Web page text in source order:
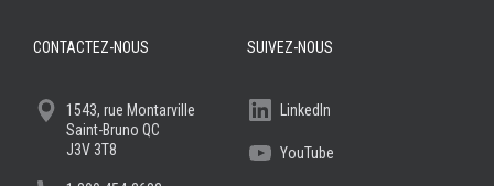
CONTACTEZ-NOUS
1543, rue Montarville
Saint-Bruno QC
J3V 3T8
SUIVEZ-NOUS
LinkedIn
YouTube